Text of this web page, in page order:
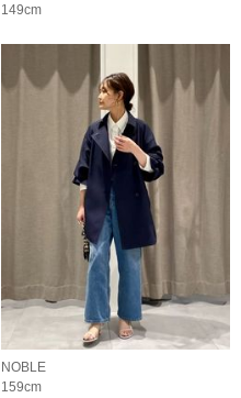
149cm
NOBLE
159cm